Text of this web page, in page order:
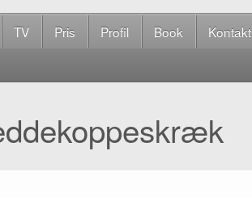
TV Pris Profil Book Kontakt